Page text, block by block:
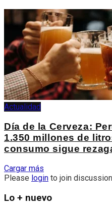
Actualidad
Día de la Cerveza:
1.350 millones de
consumo sigue
Cargar más
Please login to join discussion
Lo + nuevo